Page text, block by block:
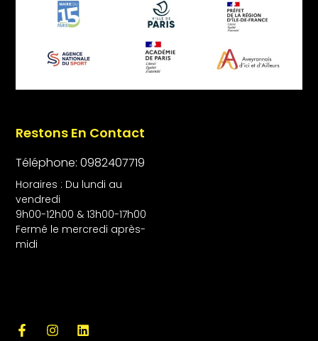
Restons En Contact
Téléphone: 0982407719
Horaires : Du lundi au
vendredi
9h00-12h00 & 13h00-17h00
Fermé le mercredi après-
midi